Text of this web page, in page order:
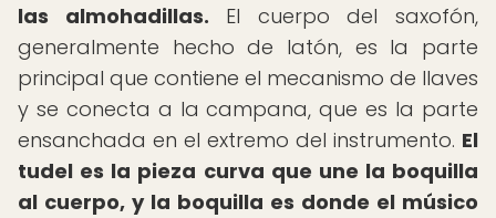
las almohadillas. El cuerpo del saxofón,
generalmente hecho de latón, es la parte
principal que contiene el mecanismo de llaves
y se conecta a la campana, que es la parte
ensanchada en el extremo del instrumento. El
tudel es la pieza curva que une la boquilla
al cuerpo, y la boquilla es donde el músico